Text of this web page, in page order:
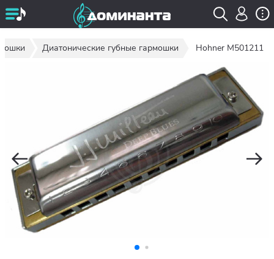
Диатонические губные гармошки Hohner M501211